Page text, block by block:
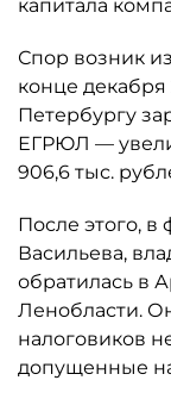
капитала
Спор возник
конце
Петербургу
ЕГРЮЛ —
906,6 тыс.
После этого, в
Васильева,
обратилась в
Ленобласти.
налоговиков
допущенные